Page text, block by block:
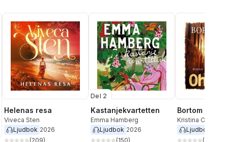
Helenas resa
Viveca Sten
Ljudbok 2026
(209)
Del 2
Kastanjekvartetten
Emma Hamberg
Ljudbok 2026
(150)
Bortom
Kristina Ohlsson
Ljudbok
(